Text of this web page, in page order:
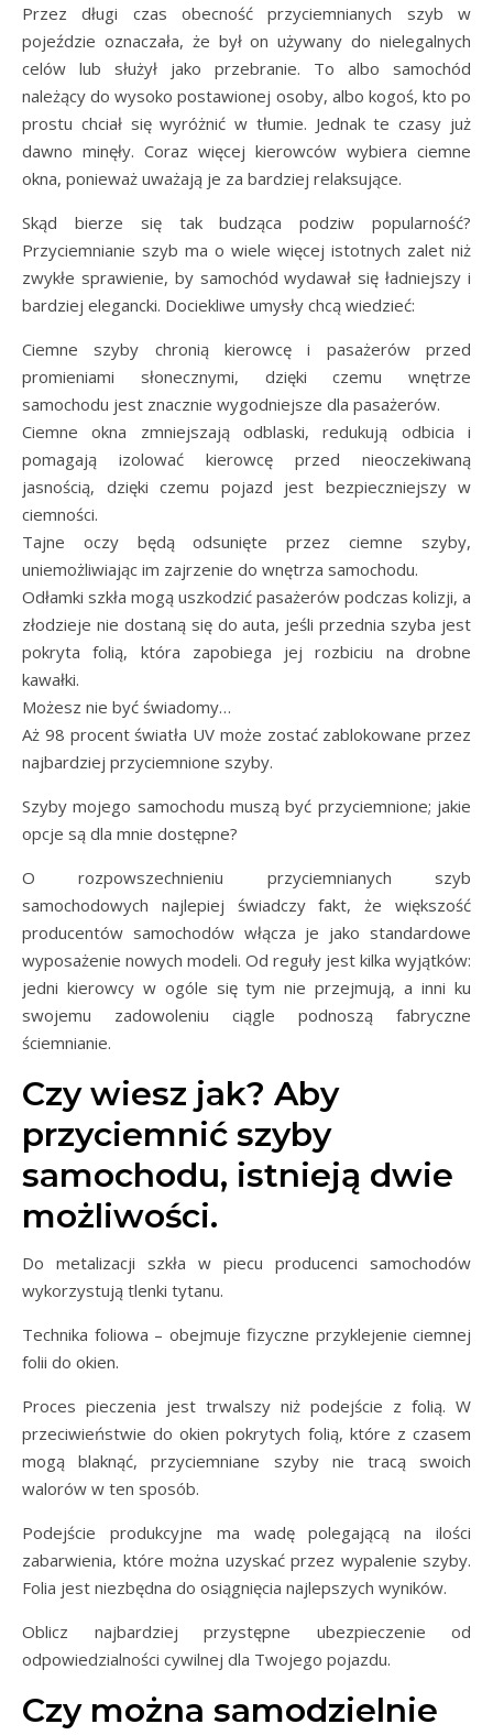
Przez długi czas obecność przyciemnianych szyb w
pojeździe oznaczała, że ​​był on używany do nielegalnych
celów lub służył jako przebranie. To albo samochód
należący do wysoko postawionej osoby, albo kogoś, kto po
prostu chciał się wyróżnić w tłumie. Jednak te czasy już
dawno minęły. Coraz więcej kierowców wybiera ciemne
okna, ponieważ uważają je za bardziej relaksujące.
Skąd bierze się tak budząca podziw popularność?
Przyciemnianie szyb ma o wiele więcej istotnych zalet niż
zwykłe sprawienie, by samochód wydawał się ładniejszy i
bardziej elegancki. Dociekliwe umysły chcą wiedzieć:
Ciemne szyby chronią kierowcę i pasażerów przed
promieniami słonecznymi, dzięki czemu wnętrze
samochodu jest znacznie wygodniejsze dla pasażerów.
Ciemne okna zmniejszają odblaski, redukują odbicia i
pomagają izolować kierowcę przed nieoczekiwaną
jasnością, dzięki czemu pojazd jest bezpieczniejszy w
ciemności.
Tajne oczy będą odsunięte przez ciemne szyby,
uniemożliwiając im zajrzenie do wnętrza samochodu.
Odłamki szkła mogą uszkodzić pasażerów podczas kolizji, a
złodzieje nie dostaną się do auta, jeśli przednia szyba jest
pokryta folią, która zapobiega jej rozbiciu na drobne
kawałki.
Możesz nie być świadomy…
Aż 98 procent światła UV może zostać zablokowane przez
najbardziej przyciemnione szyby.
Szyby mojego samochodu muszą być przyciemnione; jakie
opcje są dla mnie dostępne?
O rozpowszechnieniu przyciemnianych szyb
samochodowych najlepiej świadczy fakt, że większość
producentów samochodów włącza je jako standardowe
wyposażenie nowych modeli. Od reguły jest kilka wyjątków:
jedni kierowcy w ogóle się tym nie przejmują, a inni ku
swojemu zadowoleniu ciągle podnoszą fabryczne
ściemnianie.
Czy wiesz jak? Aby
przyciemnić szyby
samochodu, istnieją dwie
możliwości.
Do metalizacji szkła w piecu producenci samochodów
wykorzystują tlenki tytanu.
Technika foliowa – obejmuje fizyczne przyklejenie ciemnej
folii do okien.
Proces pieczenia jest trwalszy niż podejście z folią. W
przeciwieństwie do okien pokrytych folią, które z czasem
mogą blaknąć, przyciemniane szyby nie tracą swoich
walorów w ten sposób.
Podejście produkcyjne ma wadę polegającą na ilości
zabarwienia, które można uzyskać przez wypalenie szyby.
Folia jest niezbędna do osiągnięcia najlepszych wyników.
Oblicz najbardziej przystępne ubezpieczenie od
odpowiedzialności cywilnej dla Twojego pojazdu.
Czy można samodzielnie